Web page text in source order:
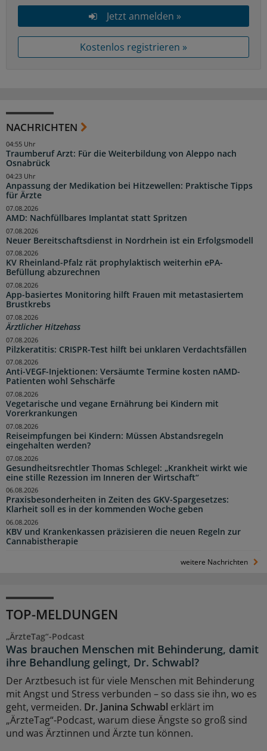
Jetzt anmelden »
Kostenlos registrieren »
NACHRICHTEN
Traumberuf Arzt: Für die Weiterbildung von Aleppo nach
Osnabrück
04:55 Uhr
Anpassung der Medikation bei Hitzewellen: Praktische Tipps
für Ärzte
04:23 Uhr
AMD: Nachfüllbares Implantat statt Spritzen
07.08.2026
Neuer Bereitschaftsdienst in Nordrhein ist ein Erfolgsmodell
07.08.2026
KV Rheinland-Pfalz rät prophylaktisch weiterhin ePA-
Befüllung abzurechnen
07.08.2026
App-basiertes Monitoring hilft Frauen mit metastasiertem
Brustkrebs
07.08.2026
Ärztlicher Hitzehass
07.08.2026
Pilzkeratitis: CRISPR-Test hilft bei unklaren Verdachtsfällen
07.08.2026
Anti-VEGF-Injektionen: Versäumte Termine kosten nAMD-
Patienten wohl Sehschärfe
07.08.2026
Vegetarische und vegane Ernährung bei Kindern mit
Vorerkrankungen
07.08.2026
Reiseimpfungen bei Kindern: Müssen Abstandsregeln
eingehalten werden?
07.08.2026
Gesundheitsrechtler Thomas Schlegel: „Krankheit wirkt wie
eine stille Rezession im Inneren der Wirtschaft“
07.08.2026
Praxisbesonderheiten in Zeiten des GKV-Spargesetzes:
Klarheit soll es in der kommenden Woche geben
06.08.2026
KBV und Krankenkassen präzisieren die neuen Regeln zur
Cannabistherapie
06.08.2026
weitere Nachrichten
TOP-MELDUNGEN
„ÄrzteTag“-Podcast
Was brauchen Menschen mit Behinderung, damit
ihre Behandlung gelingt, Dr. Schwabl?
Der Arztbesuch ist für viele Menschen mit Behinderung
mit Angst und Stress verbunden – so dass sie ihn, wo es
geht, vermeiden. Dr. Janina Schwabl erklärt im
„ÄrzteTag“-Podcast, warum diese Ängste so groß sind
und was Ärztinnen und Ärzte tun können.